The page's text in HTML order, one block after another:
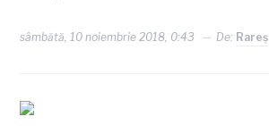
sâmbătă, 10 noiembrie 2018, 0:43 De: Rareş